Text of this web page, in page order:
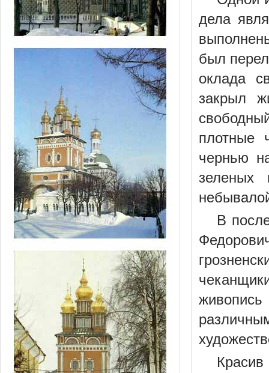
дела
был
оклада
закрыл
плотные
чернью
зеленых
В